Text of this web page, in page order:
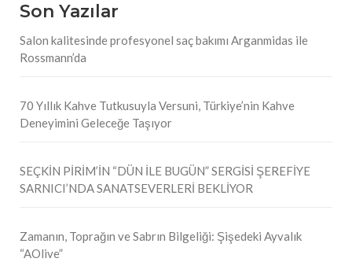
Son Yazılar
Salon kalitesinde profesyonel saç bakımı Arganmidas ile
Rossmann’da
70 Yıllık Kahve Tutkusuyla Versuni, Türkiye’nin Kahve
Deneyimini Geleceğe Taşıyor
SEÇKİN PİRİM’İN “DÜN İLE BUGÜN” SERGİSİ ŞEREFİYE
SARNICI’NDA SANATSEVERLERİ BEKLİYOR
Zamanın, Toprağın ve Sabrın Bilgeliği: Şişedeki Ayvalık
“AOlive”